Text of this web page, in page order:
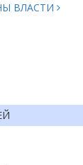
ВЛАСТИ